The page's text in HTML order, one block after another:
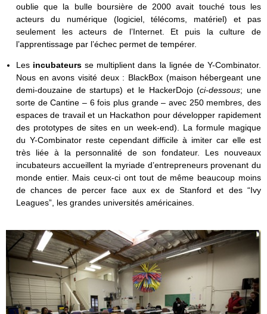
oublie que la bulle boursière de 2000 avait touché tous les
acteurs du numérique (logiciel, télécoms, matériel) et pas
seulement les acteurs de l’Internet. Et puis la culture de
l’apprentissage par l’échec permet de tempérer.
Les incubateursse multiplient dans la lignée de Y-Combinator.
Nous en avons visité deux : BlackBox (maison hébergeant une
demi-douzaine de startups) et le HackerDojo (ci-dessous; une
sorte de Cantine – 6 fois plus grande – avec 250 membres, des
espaces de travail et un Hackathon pour développer rapidement
des prototypes de sites en un week-end). La formule magique
du Y-Combinator reste cependant difficile à imiter car elle est
très liée à la personnalité de son fondateur. Les nouveaux
incubateurs accueillent la myriade d’entrepreneurs provenant du
monde entier. Mais ceux-ci ont tout de même beaucoup moins
de chances de percer face aux ex de Stanford et des “Ivy
Leagues”, les grandes universités américaines.